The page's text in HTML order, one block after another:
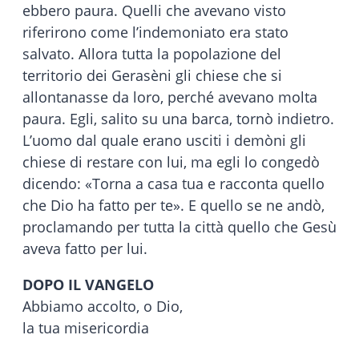
ebbero paura. Quelli che avevano visto
riferirono come l’indemoniato era stato
salvato. Allora tutta la popolazione del
territorio dei Gerasèni gli chiese che si
allontanasse da loro, perché avevano molta
paura. Egli, salito su una barca, tornò indietro.
L’uomo dal quale erano usciti i demòni gli
chiese di restare con lui, ma egli lo congedò
dicendo: «Torna a casa tua e racconta quello
che Dio ha fatto per te». E quello se ne andò,
proclamando per tutta la città quello che Gesù
aveva fatto per lui.
DOPO IL VANGELO
Abbiamo accolto, o Dio,
la tua misericordia